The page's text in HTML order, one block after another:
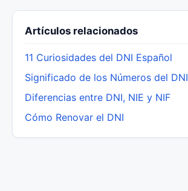
Artículos relacionados
11 Curiosidades del DNI Español
Significado de los Números del DNI
Diferencias entre DNI, NIE y NIF
Cómo Renovar el DNI